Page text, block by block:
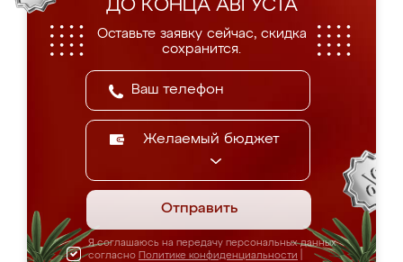
ДО КОНЦА АВГУСТА
Оставьте заявку сейчас, скидка
сохранится.
Желаемый бюджет
Отправить
Я соглашаюсь на передачу персональных данных
согласно Политике конфиденциальности